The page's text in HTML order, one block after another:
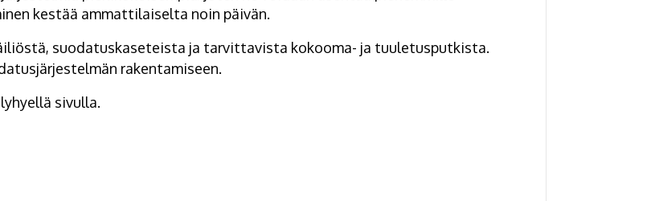
kestää ammattilaiselta noin päivän.
suodatuskaseteista ja tarvittavista kokooma- ja tuuletusputkista.
rakentamiseen.
sivulla.